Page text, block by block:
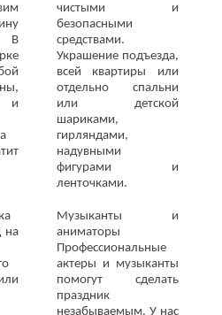
В
и
чистыми и
безопасными
средствами.
Украшение подъезда,
всей квартиры или
отдельно спальни
или детской
шариками,
гирляндами,
надувными
фигурами и
ленточками.
на
Музыканты и
аниматоры
Профессиональные
актеры и музыканты
помогут сделать
праздник
незабываемым. У нас